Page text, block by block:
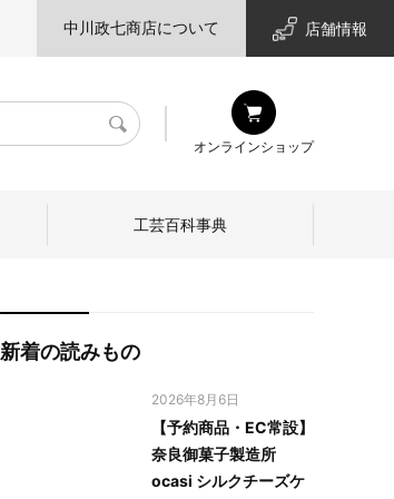
中川政七商店について 店舗情報
検
オンラインショップ
工芸百科事典
新着の読みもの
2026年8月6日
【予約商品・EC常設】
奈良御菓子製造所
ocasi シルクチーズケ